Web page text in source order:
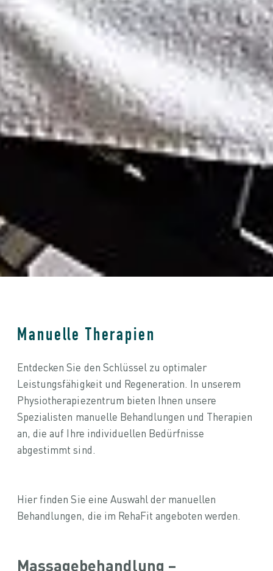
Manuelle Therapien
Entdecken Sie den Schlüssel zu optimaler
Leistungsfähigkeit und Regeneration. In unserem
Physiotherapiezentrum bieten Ihnen unsere
Spezialisten manuelle Behandlungen und Therapien
an, die auf Ihre individuellen Bedürfnisse
abgestimmt sind.
Hier finden Sie eine Auswahl der manuellen
Behandlungen, die im RehaFit angeboten werden.
Massagebehandlung –